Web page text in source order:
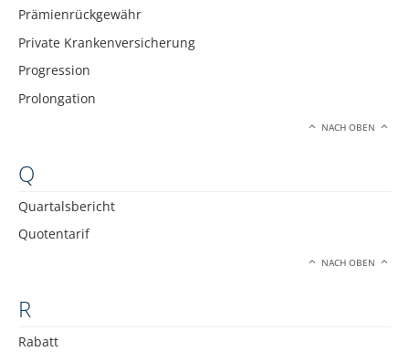
Prämienrückgewähr
Private Krankenversicherung
Progression
Prolongation
NACH OBEN
Q
Quartalsbericht
Quotentarif
NACH OBEN
R
Rabatt